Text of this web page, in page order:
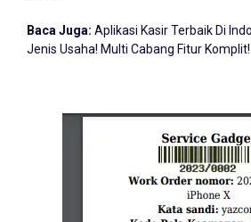
Jenis Usaha! Multi Cabang Fitur Komplit!